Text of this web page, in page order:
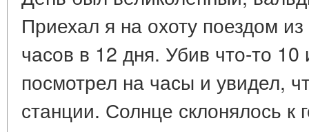
Приехал я на охоту поездом
часов в 12 дня. Убив что-то
посмотрел на часы и увидел,
станции. Солнце склонялось к